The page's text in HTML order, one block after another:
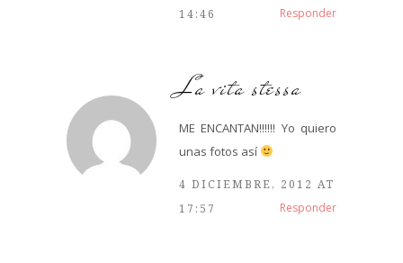
14:46
Responder
La vita stessa
ME ENCANTAN!!!!!! Yo quiero
unas fotos así
4 DICIEMBRE, 2012 AT
17:57
Responder